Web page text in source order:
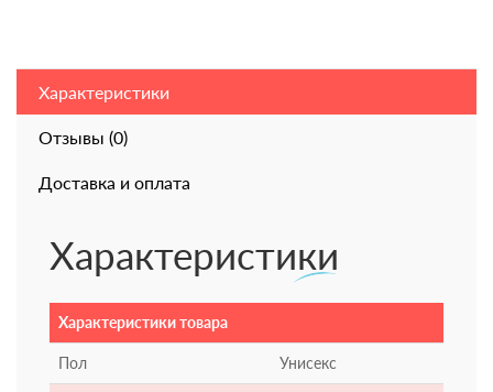
Характеристики
Отзывы (0)
Доставка и оплата
Характеристики
Характеристики товара
Пол Унисекс